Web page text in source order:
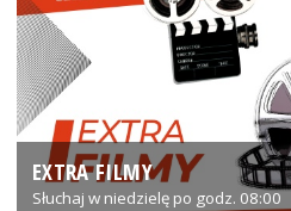
EXTRA FILMY
Słuchaj w niedzielę po godz. 08:00